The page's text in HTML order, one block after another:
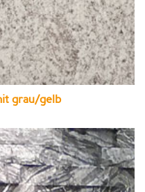
grau/gelb